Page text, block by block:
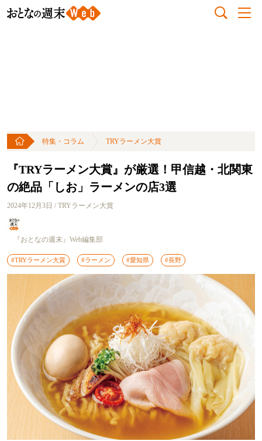
特集・コラム TRYラーメン大賞
『TRYラーメン大賞』が厳選！甲信越・北関東
の絶品「しお」ラーメンの店3選
2024年12月3日 / TRYラーメン大賞
『おとなの週末』Web編集部
#TRYラーメン大賞 #ラーメン #愛知県 #長野